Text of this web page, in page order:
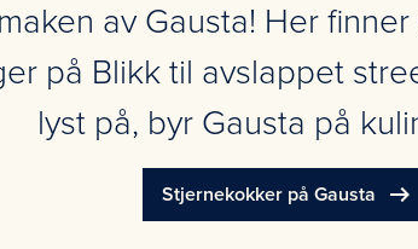
av Gausta! Her
på Blikk til avslappet
lyst på, byr Gausta på
Stjernekokker på Gausta arrow_right_alt